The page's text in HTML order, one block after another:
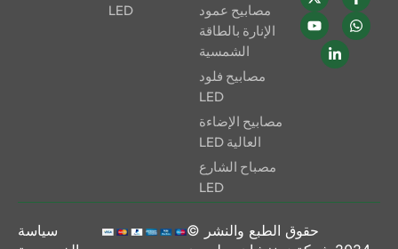
مصابيح عمود
الإنارة بالطاقة
الشمسية
مصابيح فلود
LED
مصابيح الإضاءة
العالية LED
مصباح الشارع
LED
LED
حقوق الطبع والنشر ©
سياسة